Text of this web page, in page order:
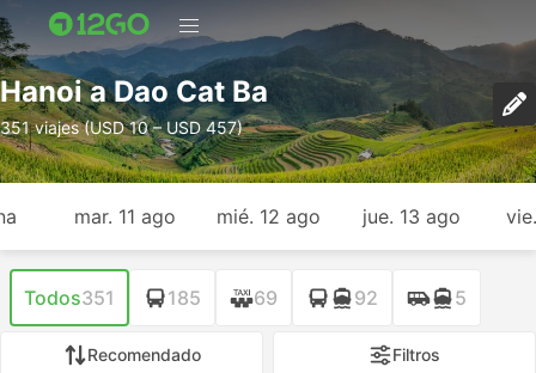
Hanoi a Dao Cat Ba
351 viajes (USD 10 – USD 457)
mar. 11 ago mié. 12 ago jue. 13 ago
Todos351 185 69 92 5
Recomendado Filtros